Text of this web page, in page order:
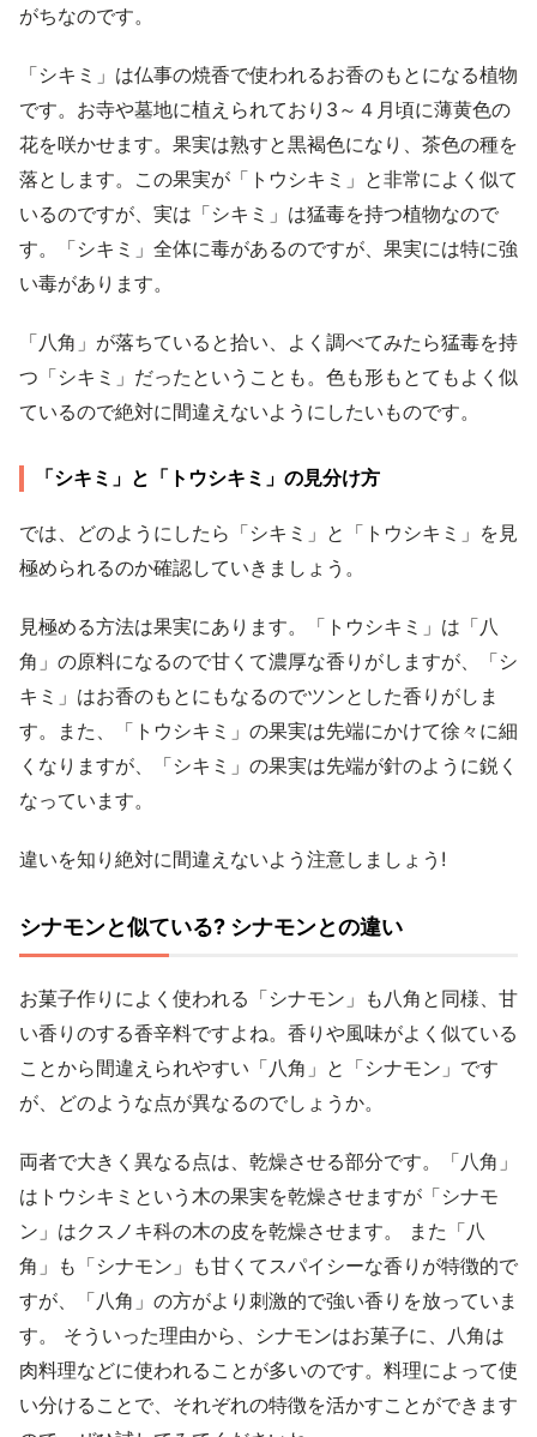
がちなのです。
「シキミ」は仏事の焼香で使われるお香のもとになる植物
です。お寺や墓地に植えられており3～４月頃に薄黄色の
花を咲かせます。果実は熟すと黒褐色になり、茶色の種を
落とします。この果実が「トウシキミ」と非常によく似て
いるのですが、実は「シキミ」は猛毒を持つ植物なので
す。「シキミ」全体に毒があるのですが、果実には特に強
い毒があります。
「八角」が落ちていると拾い、よく調べてみたら猛毒を持
つ「シキミ」だったということも。色も形もとてもよく似
ているので絶対に間違えないようにしたいものです。
「シキミ」と「トウシキミ」の見分け方
では、どのようにしたら「シキミ」と「トウシキミ」を見
極められるのか確認していきましょう。
見極める方法は果実にあります。「トウシキミ」は「八
角」の原料になるので甘くて濃厚な香りがしますが、「シ
キミ」はお香のもとにもなるのでツンとした香りがしま
す。また、「トウシキミ」の果実は先端にかけて徐々に細
くなりますが、「シキミ」の果実は先端が針のように鋭く
なっています。
違いを知り絶対に間違えないよう注意しましょう!
シナモンと似ている? シナモンとの違い
お菓子作りによく使われる「シナモン」も八角と同様、甘
い香りのする香辛料ですよね。香りや風味がよく似ている
ことから間違えられやすい「八角」と「シナモン」です
が、どのような点が異なるのでしょうか。
両者で大きく異なる点は、乾燥させる部分です。「八角」
はトウシキミという木の果実を乾燥させますが「シナモ
ン」はクスノキ科の木の皮を乾燥させます。 また「八
角」も「シナモン」も甘くてスパイシーな香りが特徴的で
すが、「八角」の方がより刺激的で強い香りを放っていま
す。 そういった理由から、シナモンはお菓子に、八角は
肉料理などに使われることが多いのです。料理によって使
い分けることで、それぞれの特徴を活かすことができます